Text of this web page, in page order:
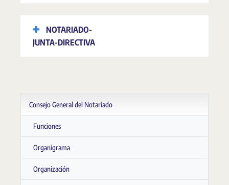
NOTARIADO-
JUNTA-DIRECTIVA
Consejo General del Notariado
Funciones
Organigrama
Organización